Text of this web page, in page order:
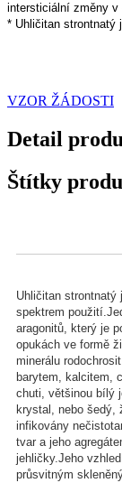
intersticiální změny v
* Uhličitan strontnatý
VZOR ŽÁDOSTI
Detail
Štítky
Uhličitan strontnatý
spektrem
aragonitů, který je
opukách ve formě
minerálu
barytem, ​​kalcitem,
chuti, většinou bílý
krystal, nebo šedý,
infikovány
tvar a jeho
jehličky.Jeho
průsvitným